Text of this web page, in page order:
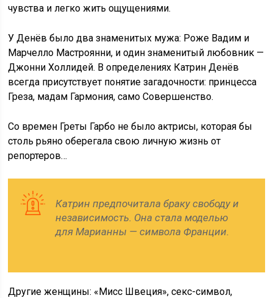
чувства и легко жить ощущениями.
У Денёв было два знаменитых мужа: Роже Вадим и
Марчелло Мастроянни, и один знаменитый любовник —
Джонни Холлидей. В определениях Катрин Денёв
всегда присутствует понятие загадочности: принцесса
Греза, мадам Гармония, само Совершенство.
Со времен Греты Гарбо не было актрисы, которая бы
столь рьяно оберегала свою личную жизнь от
репортеров…
Катрин предпочитала браку свободу и
независимость. Она стала моделью
для Марианны — символа Франции.
Другие женщины: «Мисс Швеция», секс-символ,